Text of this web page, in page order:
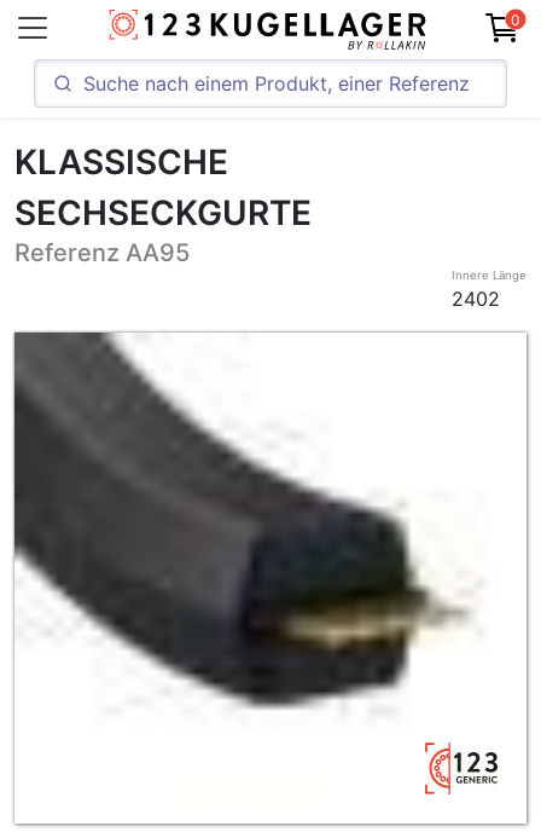
0
KLASSISCHE
SECHSECKGURTE
Referenz AA95
Innere Länge
2402